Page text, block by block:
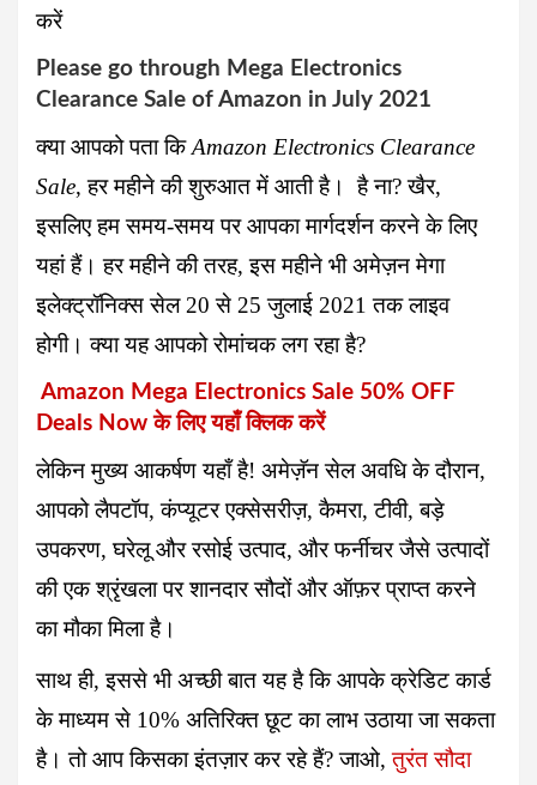
करें
Please go through Mega Electronics
Clearance Sale of Amazon in July 2021
क्या आपको पता किAmazon Electronics Clearance
Sale, हर महीने की शुरुआत में आती है। है ना? खैर,
इसलिए हम समय-समय पर आपका मार्गदर्शन करने के लिए
यहां हैं। हर महीने की तरह, इस महीने भी अमेज़न मेगा
इलेक्ट्रॉनिक्स सेल 20 से 25 जुलाई 2021 तक लाइव
होगी। क्या यह आपको रोमांचक लग रहा है?
Amazon Mega Electronics Sale 50% OFF
Deals Now के लिए यहाँ क्लिक करें
लेकिन मुख्य आकर्षण यहाँ है! अमेज़ॅन सेल अवधि के दौरान,
आपको लैपटॉप, कंप्यूटर एक्सेसरीज़, कैमरा, टीवी, बड़े
उपकरण, घरेलू और रसोई उत्पाद, और फर्नीचर जैसे उत्पादों
की एक श्रृंखला पर शानदार सौदों और ऑफ़र प्राप्त करने
का मौका मिला है।
साथ ही, इससे भी अच्छी बात यह है कि आपके क्रेडिट कार्ड
के माध्यम से 10% अतिरिक्त छूट का लाभ उठाया जा सकता
है। तो आप किसका इंतज़ार कर रहे हैं? जाओ,तुरंत सौदा